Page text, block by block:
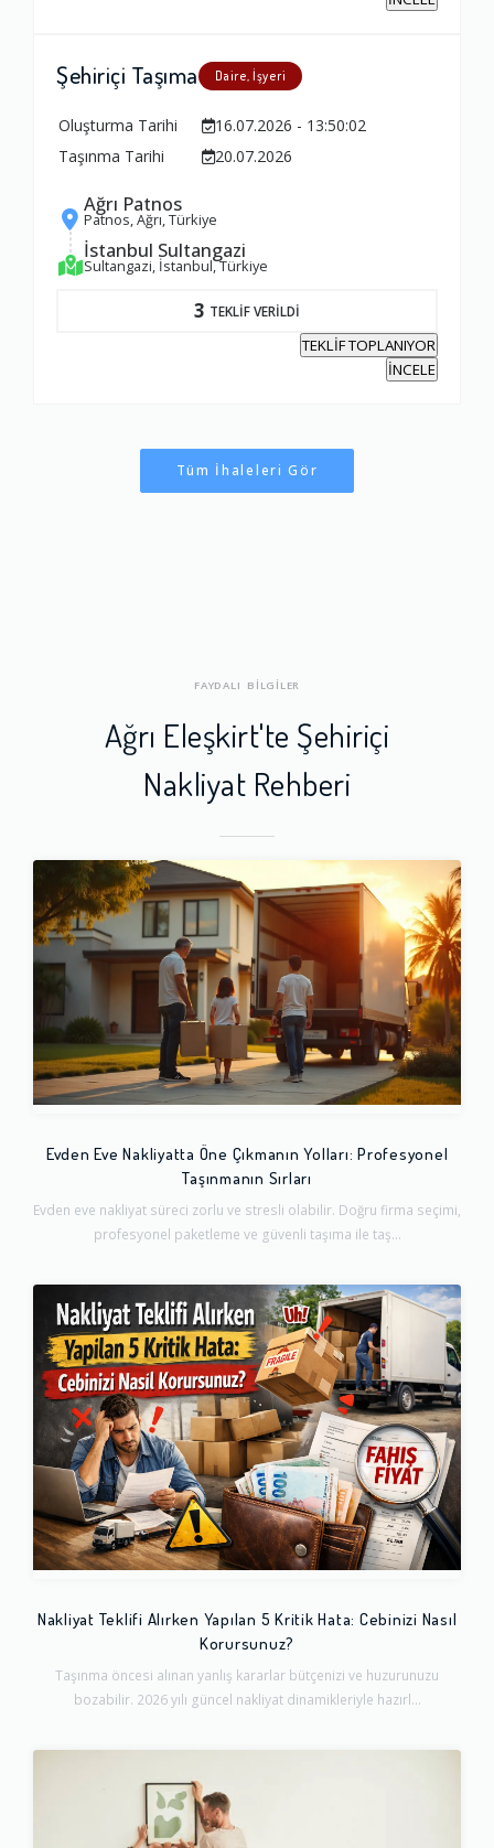
Şehiriçi Taşıma Daire, İşyeri
Oluşturma Tarihi
16.07.2026 - 13:50:02
Taşınma Tarihi
20.07.2026
Ağrı Patnos
Patnos, Ağrı, Türkiye
İstanbul Sultangazi
Sultangazi, İstanbul, Türkiye
3 TEKLİF VERİLDİ
TEKLİF TOPLANIYOR
İNCELE
Tüm İhaleleri Gör
FAYDALI BİLGİLER
Ağrı Eleşkirt'te Şehiriçi
Nakliyat Rehberi
Evden Eve Nakliyatta Öne Çıkmanın Yolları: Profesyonel
Taşınmanın Sırları
Evden eve nakliyat süreci zorlu ve stresli olabilir. Doğru firma seçimi,
profesyonel paketleme ve güvenli taşıma ile taş...
Nakliyat Teklifi Alırken Yapılan 5 Kritik Hata: Cebinizi Nasıl
Korursunuz?
Taşınma öncesi alınan yanlış kararlar bütçenizi ve huzurunuzu
bozabilir. 2026 yılı güncel nakliyat dinamikleriyle hazırl...